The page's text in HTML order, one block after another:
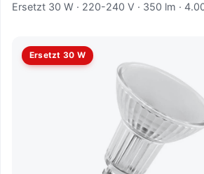
Ersetzt 30 W · 220-240 V · 350 lm ·
Ersetzt 30 W